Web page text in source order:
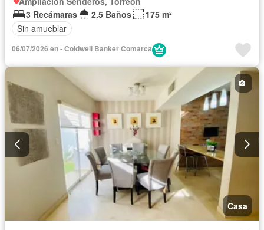
3 Recámaras
2.5 Baños
175 m²
Sin amueblar
06/07/2026 en - Coldwell Banker Comarca
Casa